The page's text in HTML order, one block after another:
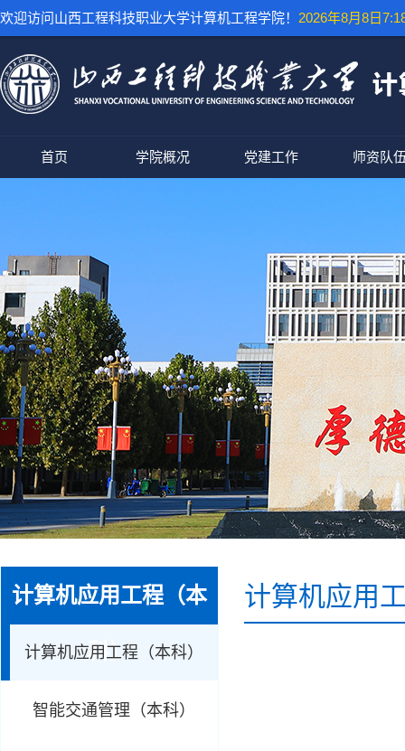
欢迎访问山西工程科技职业大学计算机工程学院！ 2026年8月8日
首页 学院概况 党建工作 师资队
计算机应用工程（本
科）
计算机应用工程（本科）
智能交通管理（本科）
计算机应用